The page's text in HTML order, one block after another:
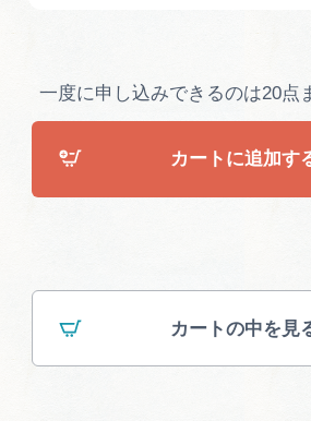
運営組織
広告掲載
サイトポリシー
一度に申し込みできるのは20点
カートに追加す
カートの中を見